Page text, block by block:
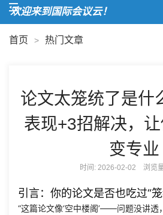
欢迎来到国际会议云！
首页 > 热门文章
论文太笼统了是什
表现+3招解决，
变专业
时间: 2026-02-02 浏览
引言：你的论文是否也吃过“笼
“这篇论文像‘空中楼阁’——问题没讲透